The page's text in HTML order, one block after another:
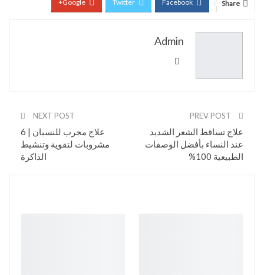
Share
Facebook
Twitter
Google+
Admin
علاج تساقط الشعر الشديد
عند النساء بأفضل الوصفات
الطبيعية 100%
NEXT POST
علاج مجرب للنسيان | 6
مشروبات لتقوية وتنشيط
الذاكرة